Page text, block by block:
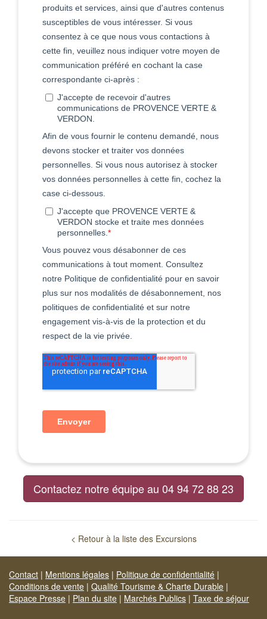
Contactez notre équipe au 04 94 72 88 23
< Retour à la liste des Excursions
Contact | Mentions légales | Politique de confidentialité |
Conditions de vente | Qualité Tourisme & Charte Durable |
Espace Presse | Plan du site | Marchés Publics | Taxe de séjour